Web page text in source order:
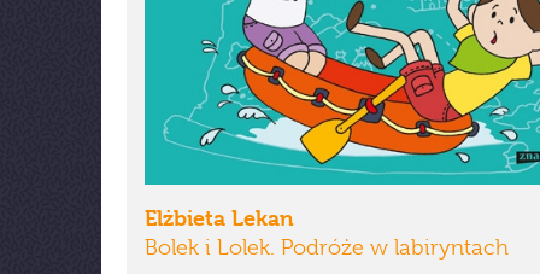
Elżbieta Lekan
Bolek i Lolek. Podróże w labiryntach